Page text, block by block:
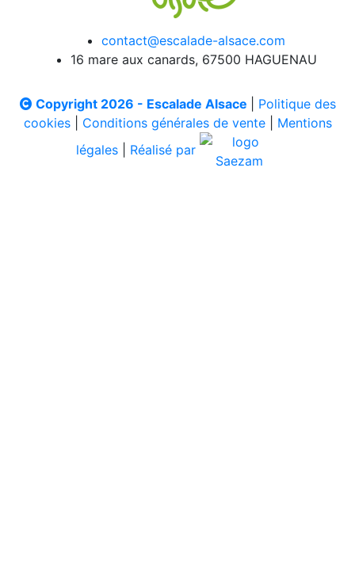
contact@escalade-alsace.com
16 mare aux canards, 67500 HAGUENAU
Copyright 2026 - Escalade Alsace
Politique des
cookies| Conditions générales de vente| Mentions
légales
Réalisé par